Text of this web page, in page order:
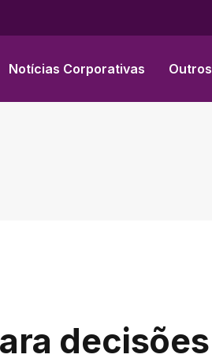
Notícias Corporativas Outros
decisões